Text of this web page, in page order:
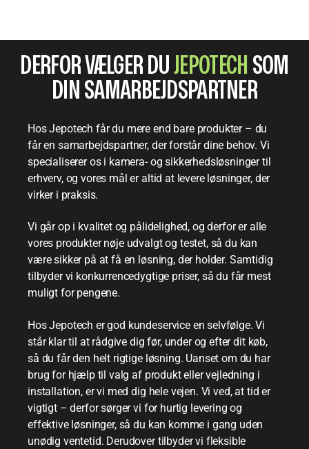
DERFOR VÆLGER DU JEPOTECH SOM
DIN SAMARBEJDSPARTNER
Hos Jepotech får du mere end bare produkter – du
får en samarbejdspartner, der forstår dine behov. Vi
specialiserer os i kamera- og sikkerhedsløsninger til
erhverv, og vores mål er altid at levere løsninger, der
virker i praksis.
Vi går op i kvalitet og pålidelighed, og derfor er alle
vores produkter nøje udvalgt og testet, så du kan
være sikker på at få en løsning, der holder. Samtidig
tilbyder vi konkurrencedygtige priser, så du får mest
muligt for pengene.
Hos Jepotech er god kundeservice en selvfølge. Vi
står klar til at rådgive dig før, under og efter dit køb,
så du får den helt rigtige løsning. Uanset om du har
brug for hjælp til valg af produkt eller vejledning i
installation, er vi med dig hele vejen. Vi ved, at tid er
vigtigt – derfor sørger vi for hurtig levering og
effektive løsninger, så du kan komme i gang uden
unødig ventetid. Derudover tilbyder vi fleksible